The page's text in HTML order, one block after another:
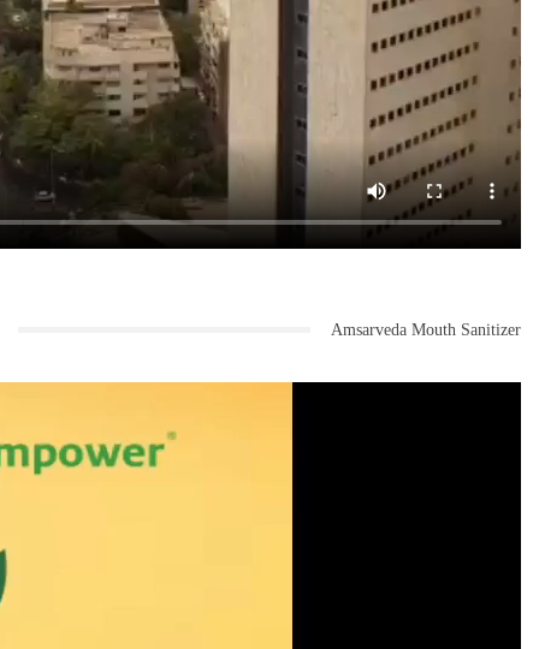
Amsarveda Mouth Sanitizer